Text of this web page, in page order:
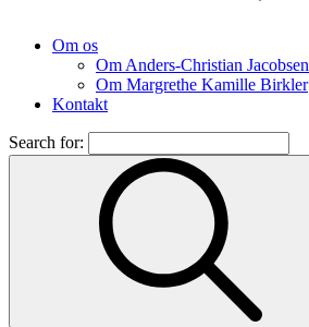
Om os
Om Anders-Christian Jacobsen
Om Margrethe Kamille Birkler
Kontakt
Search for: